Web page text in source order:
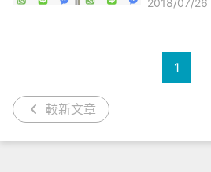
2018/07/26
較新文章
1